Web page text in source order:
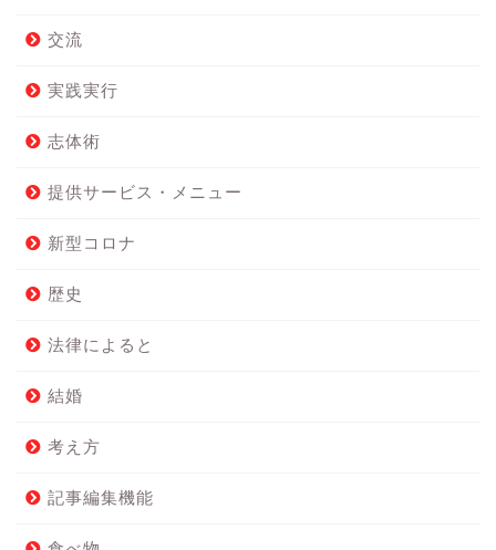
交流
実践実行
志体術
提供サービス・メニュー
新型コロナ
歴史
法律によると
結婚
考え方
記事編集機能